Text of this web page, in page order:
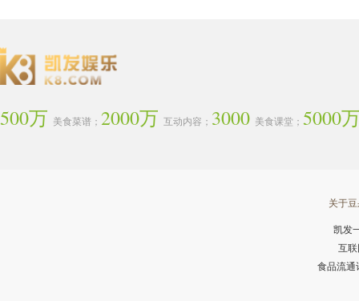
500万 美食菜谱； 2000万 互动内容； 3000 美食课堂； 5000
关于
凯发
互
食品流